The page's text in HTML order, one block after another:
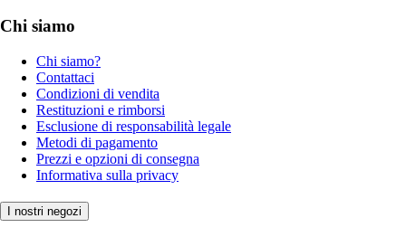
Chi siamo
Chi siamo?
Contattaci
Condizioni di vendita
Restituzioni e rimborsi
Esclusione di responsabilità legale
Metodi di pagamento
Prezzi e opzioni di consegna
Informativa sulla privacy
I nostri negozi